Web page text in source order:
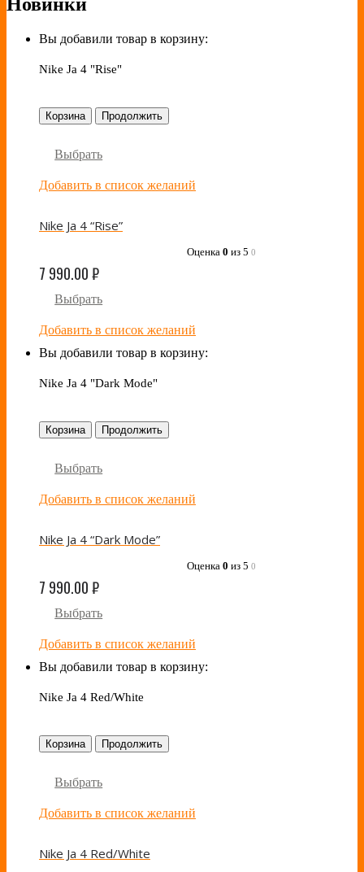
Новинки
Вы добавили товар в корзину:
Nike Ja 4 "Rise"
Корзина Продолжить
Выбрать
Добавить в список желаний
Nike Ja 4 “Rise”
Оценка 0 из 5 0
7 990.00₽
Выбрать
Добавить в список желаний
Вы добавили товар в корзину:
Nike Ja 4 "Dark Mode"
Корзина Продолжить
Выбрать
Добавить в список желаний
Nike Ja 4 “Dark Mode”
Оценка 0 из 5 0
7 990.00₽
Выбрать
Добавить в список желаний
Вы добавили товар в корзину:
Nike Ja 4 Red/White
Корзина Продолжить
Выбрать
Добавить в список желаний
Nike Ja 4 Red/White